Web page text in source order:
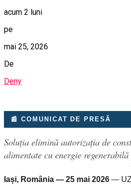
acum 2 luni
pe
mai 25, 2026
De
Deny
📰 COMUNICAT DE PRESĂ
Soluția elimină autorizația de
alimentate cu energie
Iași, România — 25 mai 2026 —